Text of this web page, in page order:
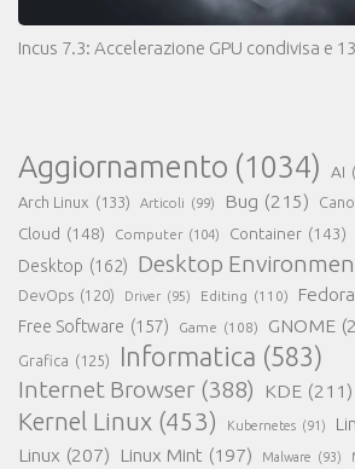
Incus 7.3: Accelerazione GPU condivisa e
Aggiornamento (1034) AI
Arch Linux (133) Articoli (99) Bug (215)
Cloud (148) Computer (104) Container (143)
Desktop (162) Desktop
DevOps (120) Driver (95) Editing (110) Fedora
Free Software (157) Game (108) GNOME
Grafica (125) Informatica (583)
Internet Browser (388) KDE (211)
Kernel Linux (453) Kubernetes (91)
Linux (207) Linux Mint (197) Malware (93)